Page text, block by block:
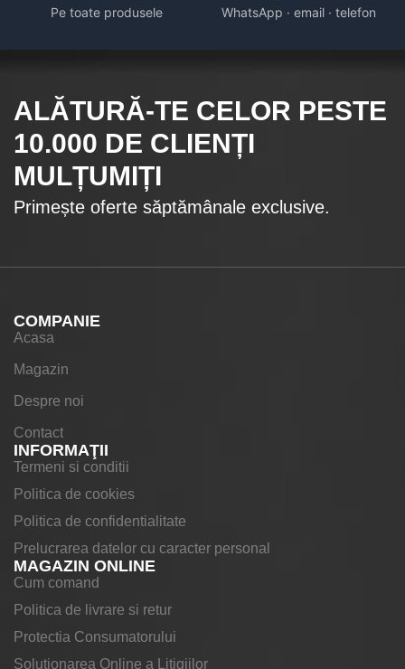
Pe toate produsele WhatsApp · email · telefon
ALĂTURĂ-TE CELOR PESTE
10.000 DE CLIENȚI
MULȚUMIȚI
Primește oferte săptămânale exclusive.
COMPANIE
Acasa
Magazin
Despre noi
Contact
INFORMAŢII
Termeni si conditii
Politica de cookies
Politica de confidentialitate
Prelucrarea datelor cu caracter personal
MAGAZIN ONLINE
Cum comand
Politica de livrare si retur
Protectia Consumatorului
Solutionarea Online a Litigiilor